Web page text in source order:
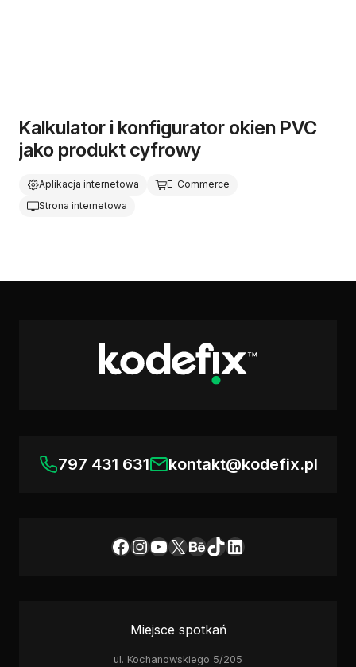
Kalkulator i konfigurator okien PVC
jako produkt cyfrowy
Aplikacja internetowa
E-Commerce
Strona internetowa
797 431 631 kontakt@kodefix.pl
Facebook
Instagram
YouTube
X Behance
TikTok
LinkedIn
Miejsce spotkań
ul. Kochanowskiego 5/205